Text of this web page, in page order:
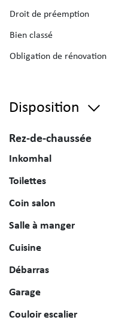
Droit de préemption
Bien classé
Obligation de rénovation
Disposition
Rez-de-chaussée
Inkomhal
Toilettes
Coin salon
Salle à manger
Cuisine
Débarras
Garage
Couloir escalier